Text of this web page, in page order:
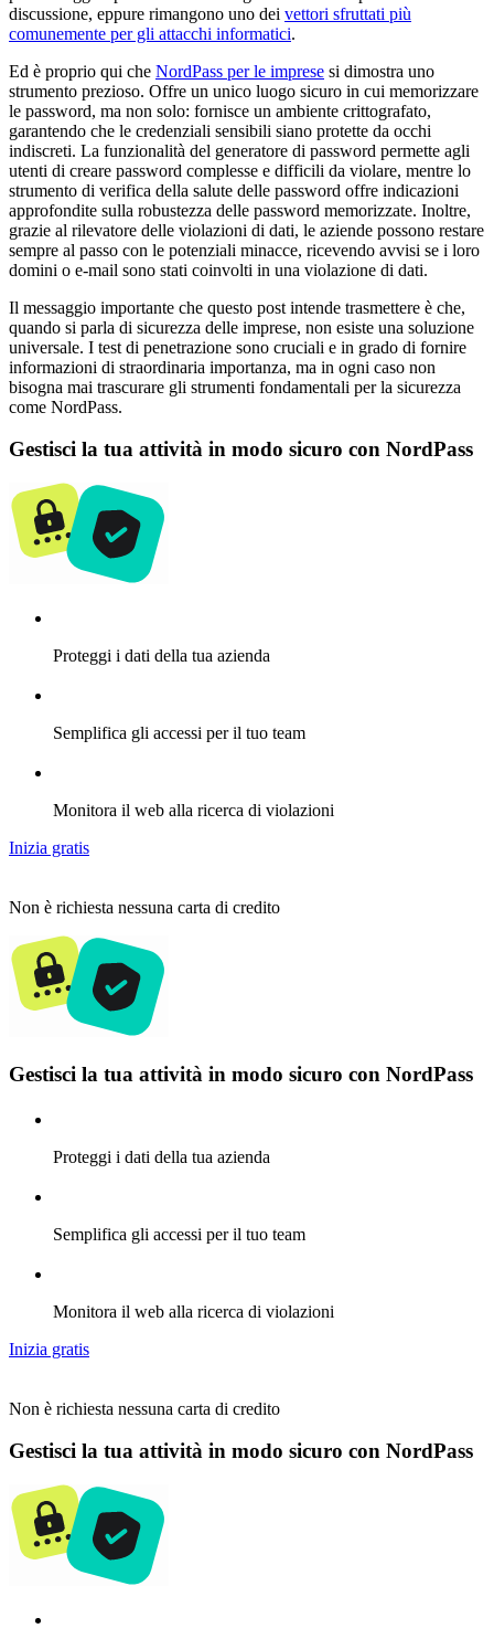
discussione, eppure rimangono uno dei vettori sfruttati più
comunemente per gli attacchi informatici.
Ed è proprio qui che NordPass per le imprese si dimostra uno
strumento prezioso. Offre un unico luogo sicuro in cui memorizzare
le password, ma non solo: fornisce un ambiente crittografato,
garantendo che le credenziali sensibili siano protette da occhi
indiscreti. La funzionalità del generatore di password permette agli
utenti di creare password complesse e difficili da violare, mentre lo
strumento di verifica della salute delle password offre indicazioni
approfondite sulla robustezza delle password memorizzate. Inoltre,
grazie al rilevatore delle violazioni di dati, le aziende possono restare
sempre al passo con le potenziali minacce, ricevendo avvisi se i loro
domini o e-mail sono stati coinvolti in una violazione di dati.
Il messaggio importante che questo post intende trasmettere è che,
quando si parla di sicurezza delle imprese, non esiste una soluzione
universale. I test di penetrazione sono cruciali e in grado di fornire
informazioni di straordinaria importanza, ma in ogni caso non
bisogna mai trascurare gli strumenti fondamentali per la sicurezza
come NordPass.
Gestisci la tua attività in modo sicuro con NordPass
Proteggi i dati della tua azienda
Semplifica gli accessi per il tuo team
Monitora il web alla ricerca di violazioni
Inizia gratis
Non è richiesta nessuna carta di credito
Gestisci la tua attività in modo sicuro con NordPass
Proteggi i dati della tua azienda
Semplifica gli accessi per il tuo team
Monitora il web alla ricerca di violazioni
Inizia gratis
Non è richiesta nessuna carta di credito
Gestisci la tua attività in modo sicuro con NordPass